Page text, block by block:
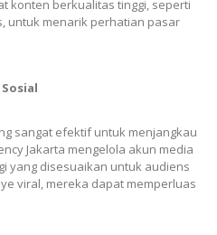
konten berkualitas tinggi, seperti
untuk menarik perhatian pasar
sangat efektif untuk menjangkau
Jakarta mengelola akun media
yang disesuaikan untuk audiens
viral, mereka dapat memperluas